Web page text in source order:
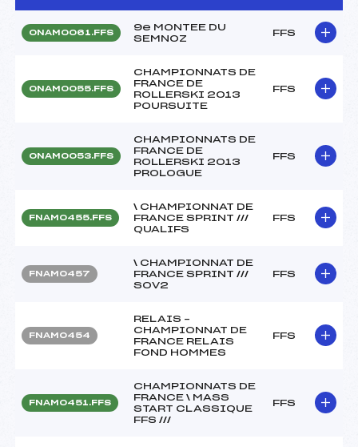
ONAM0061.FFS
9e MONTEE DU
SEMNOZ
FFS
ONAM0055.FFS
CHAMPIONNATS DE
FRANCE DE
ROLLERSKI 2013
POURSUITE
FFS
ONAM0053.FFS
CHAMPIONNATS DE
FRANCE DE
ROLLERSKI 2013
PROLOGUE
FFS
FNAM0455.FFS
\ CHAMPIONNAT DE
FRANCE SPRINT ///
QUALIFS
FFS
FNAM0457
\ CHAMPIONNAT DE
FRANCE SPRINT ///
SOV2
FFS
FNAM0454
RELAIS –
CHAMPIONNAT DE
FRANCE RELAIS
FOND HOMMES
FFS
FNAM0451.FFS
CHAMPIONNATS DE
FRANCE \ MASS
START CLASSIQUE
FFS ///
FFS